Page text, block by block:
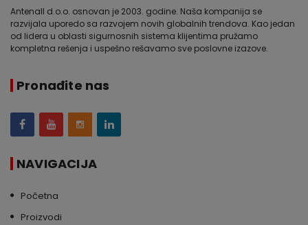
Antenall d.o.o. osnovan je 2003. godine. Naša kompanija se
razvijala uporedo sa razvojem novih globalnih trendova. Kao jedan
od lidera u oblasti sigurnosnih sistema klijentima pružamo
kompletna rešenja i uspešno rešavamo sve poslovne izazove.
Pronađite nas
NAVIGACIJA
Početna
Proizvodi